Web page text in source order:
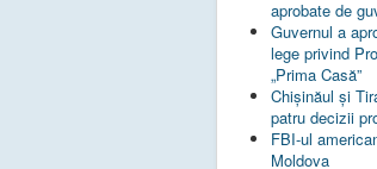
aprobate de
Guvernul a
lege privind
„Prima Casă”
Chișinăul și
patru decizii
FBI-ul
Moldova